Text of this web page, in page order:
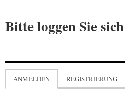
Bitte loggen Sie
ANMELDEN REGISTRIERUNG